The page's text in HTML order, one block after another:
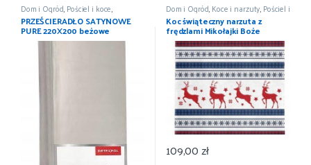
Dom i Ogród, Pościel i koce,
Prześcieradła,Wyposażenie
PRZEŚCIERADŁO SATYNOWE
PURE 220X200 beżowe
DETEXPOL
Dom i Ogród, Koce i narzuty, Pościel i
koce,Wyposażenie
Koc świąteczny narzuta z
frędzlami Mikołajki Boże
Narodzenie 150×200
109,00zł